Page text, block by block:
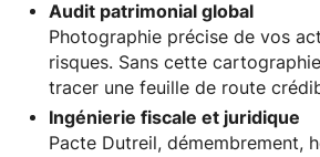
Audit patrimonial global
Photographie précise de vos
risques. Sans cette
tracer une feuille de route
Ingénierie fiscale et juridique
Pacte Dutreil, démembrement,